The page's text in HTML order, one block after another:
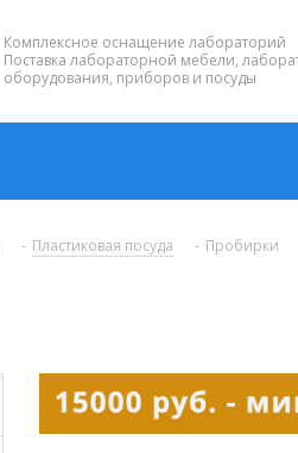
Комплексное оснащение лабораторий
Поставка лабораторной мебели,
оборудования, приборов и посуды
- Пластиковая посуда - Пробирки